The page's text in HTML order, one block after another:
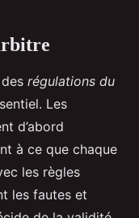
régulations du
Les
d’abord
à ce que chaque
les règles
les fautes et